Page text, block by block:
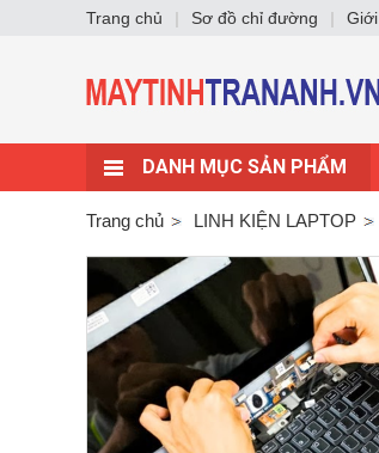
DANH MỤC SẢN PHẨM
Trang chủ LINH KIỆN LAPTOP
Trang chủ | Sơ đồ chỉ đường |